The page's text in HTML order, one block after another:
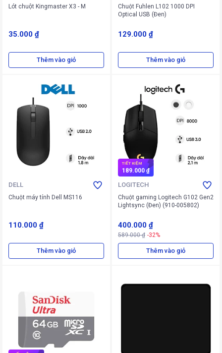
Lót chuột Kingmaster X3 - M
35.000 ₫
Thêm vào giỏ
Chuột Fuhlen L102 1000 DPI
Optical USB (Đen)
129.000 ₫
Thêm vào giỏ
DELL
Chuột máy tính Dell MS116
110.000 ₫
Thêm vào giỏ
TIẾT KIỆM
189.000 ₫
LOGITECH
Chuột gaming Logitech G102 Gen2
Lightsync (Đen) (910-005802)
400.000 ₫
589.000 ₫ -32%
Thêm vào giỏ